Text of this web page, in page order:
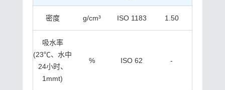
密度 g/cm³ ISO 1183 1.50
吸水率
(23℃、水中
24小时、
1mmt)
% ISO 62 -